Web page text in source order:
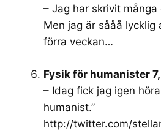
– Jag har skrivit många
Men jag är sååå
förra veckan…
Fysik för humanister
– Idag fick jag igen
humanist.”
http://twitter.com/